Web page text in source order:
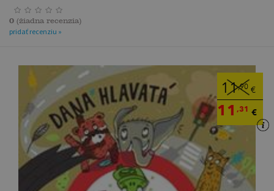
0 (žiadna recenzia)
pridať recenziu »
11,90 €
11,31 €